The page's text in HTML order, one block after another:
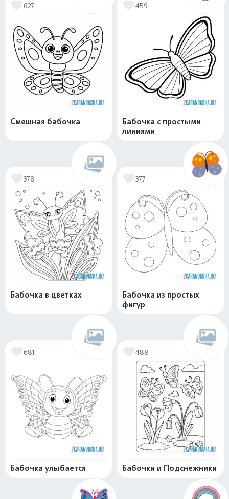
627
Смешная бабочка
459
Бабочка с простыми
линиями
378
Бабочка в цветках
377
Бабочка из простых
фигур
681
Бабочка улыбается
488
Бабочки и Подснежники